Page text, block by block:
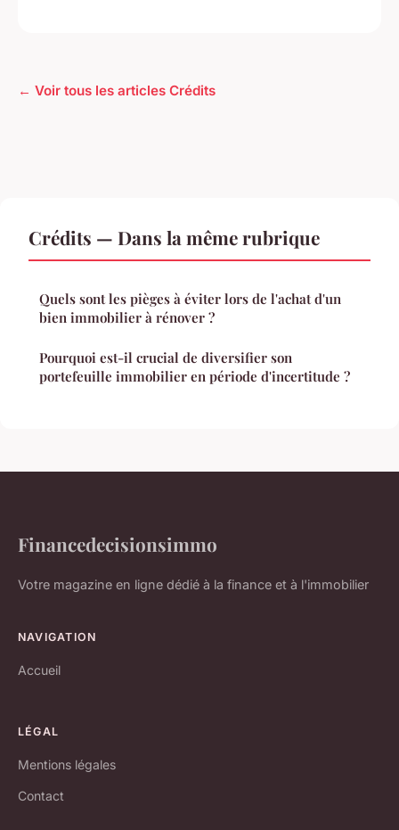
← Voir tous les articles Crédits
Crédits — Dans la même rubrique
Quels sont les pièges à éviter lors de l'achat d'un
bien immobilier à rénover ?
Pourquoi est-il crucial de diversifier son
portefeuille immobilier en période d'incertitude ?
Financedecisionsimmo
Votre magazine en ligne dédié à la finance et à l'immobilier
NAVIGATION
Accueil
LÉGAL
Mentions légales
Contact